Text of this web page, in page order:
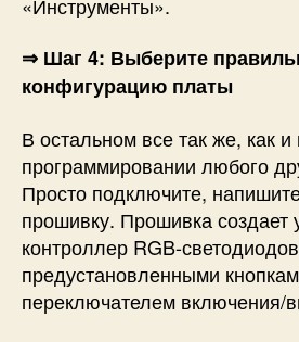
⇒ Шаг 4: Выберите
конфигурацию платы
В остальном все так же, как и
программировании любого
Просто подключите,
прошивку. Прошивка
контроллер RGB-
предустановленными
переключателем включения/